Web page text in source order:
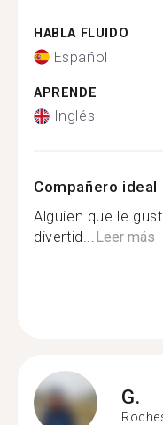
HABLA FLUIDO
Español
APRENDE
Inglés
Compañero ideal
Alguien que le
divertid...Leer más
G.